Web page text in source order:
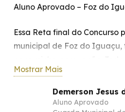
Aluno Aprovado – Foz do
Essa Reta final do Concurso
municipal de Foz do Iguaçu,
passado na Revisão de
diferença e no dado
comecei a ler as questões
Mostrar Mais
Demerson Jesus
Aluno Aprovado